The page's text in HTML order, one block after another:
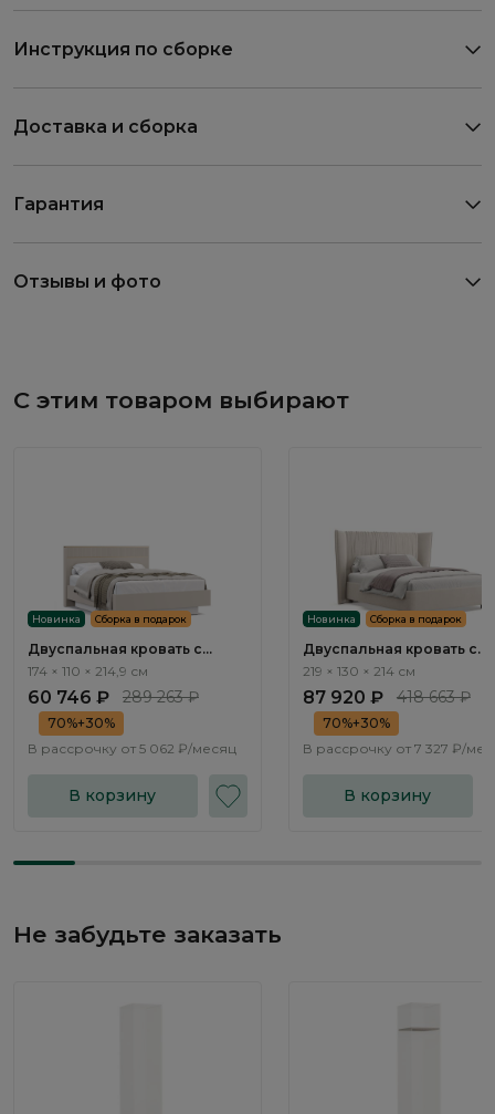
Инструкция по сборке
Доставка и сборка
Гарантия
Отзывы и фото
С этим товаром выбирают
Новинка Сборка в подарок
Двуспальная кровать с
подъемным механизмом
Тиара / Tiara RT201.2
174 × 110 × 214,9 см
60 746 ₽ 289 263 ₽
70%+30%
В рассрочку от 5 062 ₽/месяц
В корзину
Новинка Сборка в подарок
Двуспальная кровать с
подъемным механизмом
219 × 130 × 214 см
87 920 ₽ 418 663 ₽
70%+30%
В рассрочку от 7 327 ₽/
В корзину
Не забудьте заказать